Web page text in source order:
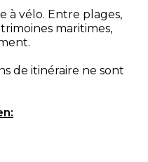
à vélo. Entre plages,
maritimes,
de itinéraire ne sont